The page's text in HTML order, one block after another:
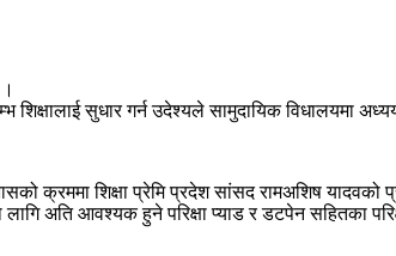
शिक्षालाई सुधार गर्न उदेश्यले सामुदायिक विधालयमा
क्रममा शिक्षा प्रेमि प्रदेश सांसद रामअशिष यादवको
लागि अति आवश्यक हुने परिक्षा प्याड र डटपेन सहितका